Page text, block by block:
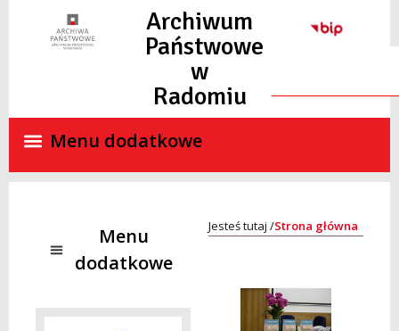
Archiwum
Państwowe
w
Radomiu
Strona główna